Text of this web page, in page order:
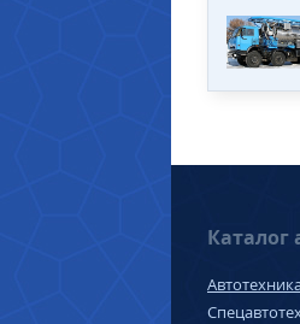
Каталог